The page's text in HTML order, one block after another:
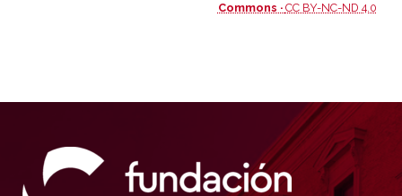
Commons · CC BY-NC-ND 4.0